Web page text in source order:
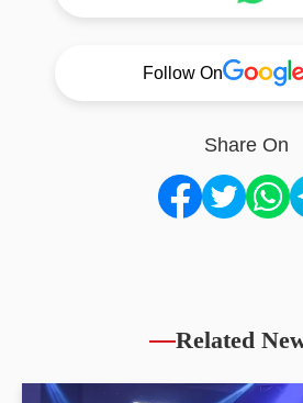
Follow On
Share On
Related